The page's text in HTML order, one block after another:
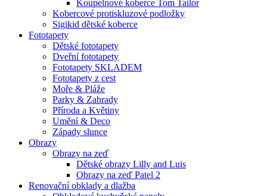
Koupelnové koberce Tom Tailor
Kobercové protiskluzové podložky
Sigikid dětské koberce
Fototapety
Dětské fototapety
Dveřní fototapety
Fototapety SKLADEM
Fototapety z cest
Moře & Pláže
Parky & Zahrady
Příroda a Květiny
Umění & Deco
Západy slunce
Obrazy
Obrazy na zeď
Dětské obrazy Lilly and Luis
Obrazy na zeď Patel 2
Renovační obklady a dlažba